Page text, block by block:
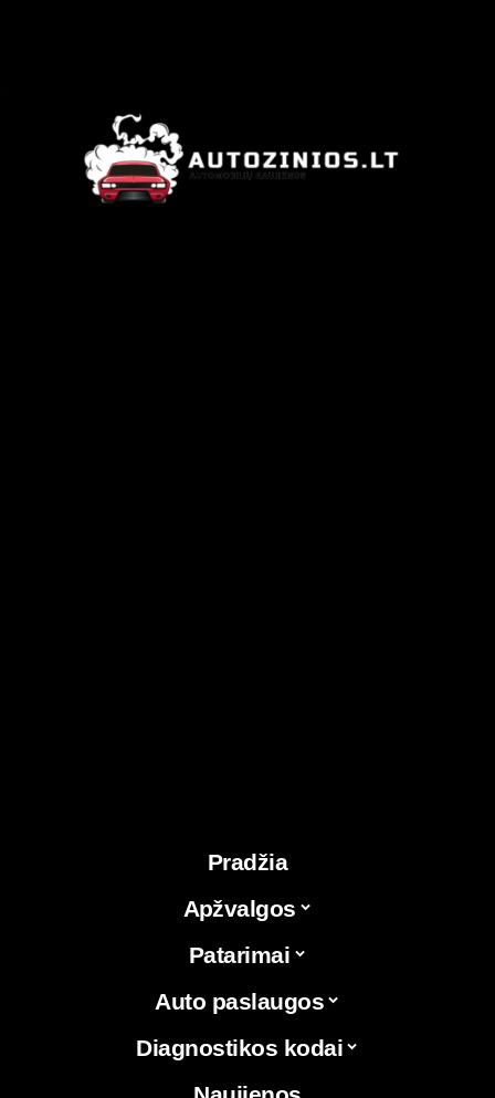
Pradžia
Apžvalgos
Patarimai
Auto paslaugos
Diagnostikos kodai